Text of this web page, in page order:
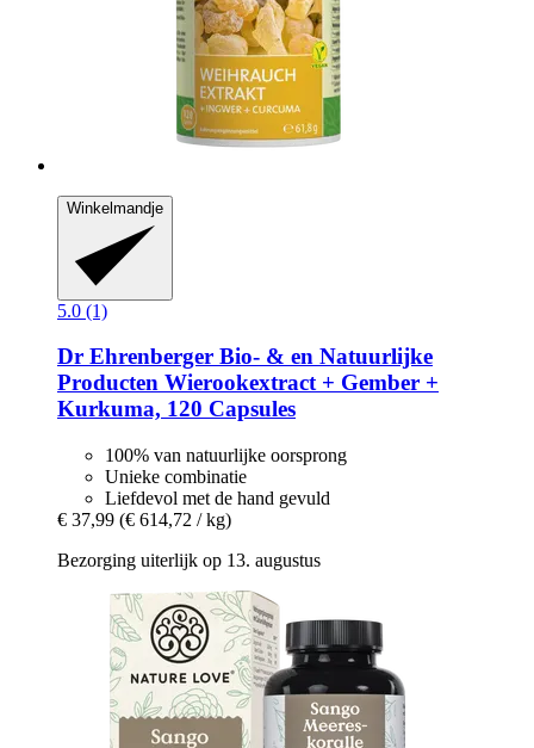
Winkelmandje
5.0 (1)
Dr Ehrenberger Bio- & en Natuurlijke
Producten Wierookextract + Gember +
Kurkuma, 120 Capsules
100% van natuurlijke oorsprong
Unieke combinatie
Liefdevol met de hand gevuld
€ 37,99 (€ 614,72 / kg)
Bezorging uiterlijk op 13. augustus